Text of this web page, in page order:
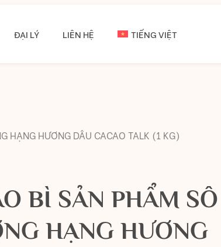
ĐẠI LÝ LIÊN HỆ TIẾNG VIỆT
HẠNG HƯƠNG DÂU CACAO TALK (1 KG)
BÌ SẢN PHẨM SÔ
HẠNG HƯƠNG